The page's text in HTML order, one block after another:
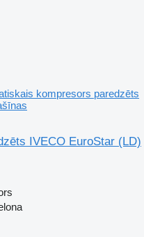
kompresors paredzēts
IVECO EuroStar (LD)